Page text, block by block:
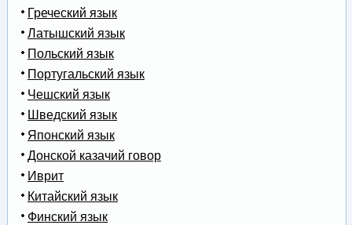
Греческий язык
Латышский язык
Польский язык
Португальский язык
Чешский язык
Шведский язык
Японский язык
Донской казачий говор
Иврит
Китайский язык
Финский язык